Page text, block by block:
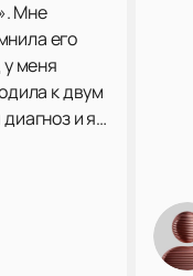
Мне
его
меня
к двум
и я
была на